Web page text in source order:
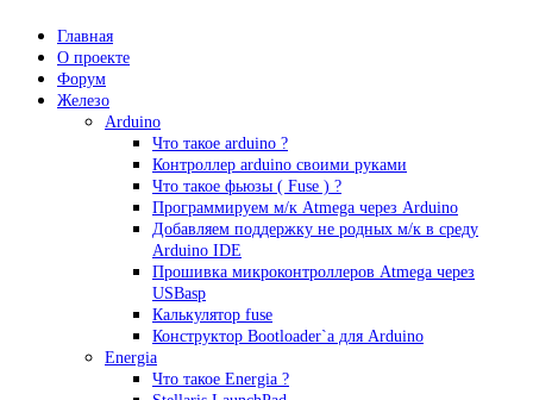
Главная
О проекте
Форум
Железо
Arduino
Что такое аrduino ?
Контроллер arduino своими руками
Что такое фьюзы ( Fuse ) ?
Программируем м/к Atmega через Arduino
Добавляем поддержку не родных м/к в среду
Arduino IDE
Прошивка микроконтроллеров Atmega через
USBasp
Калькулятор fuse
Конструктор Bootloader`а для Arduino
Energia
Что такое Energia ?